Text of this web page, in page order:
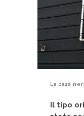
La casa
Il tipo